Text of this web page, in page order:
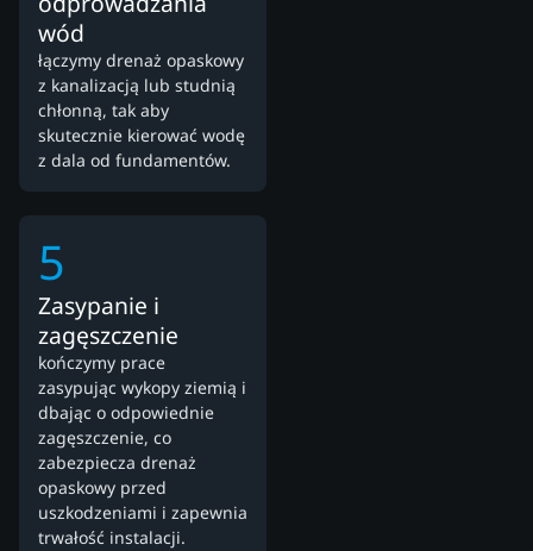
wód
łączymy drenaż opaskowy
z kanalizacją lub studnią
chłonną, tak aby
skutecznie kierować wodę
z dala od fundamentów.
5
Zasypanie i
zagęszczenie
kończymy prace
zasypując wykopy ziemią i
dbając o odpowiednie
zagęszczenie, co
zabezpiecza drenaż
opaskowy przed
uszkodzeniami i zapewnia
trwałość instalacji.